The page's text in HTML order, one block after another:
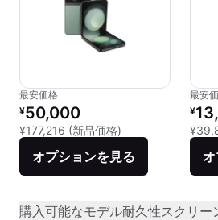
最安価格
リファービッシュ品の価格：
¥50,000
¥177,216 (新品価格) 新品との比較：
オプションを見る
最安
リフ
¥
購入可能なモデル耐久性スクリー